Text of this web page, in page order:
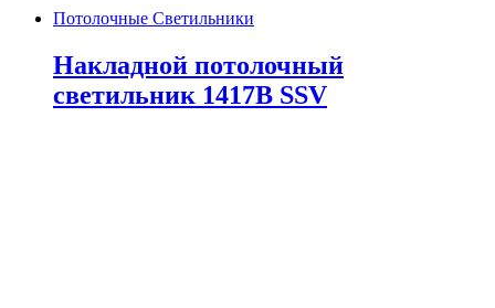
Потолочные Светильники
Накладной потолочный
светильник 1417B SSV